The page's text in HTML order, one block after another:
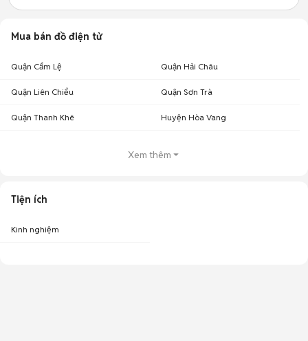
Mua bán đồ điện tử
Quận Cẩm Lệ Quận Hải Châu
Quận Liên Chiểu Quận Sơn Trà
Quận Thanh Khê Huyện Hòa Vang
Xem thêm
Tiện ích
Kinh nghiệm